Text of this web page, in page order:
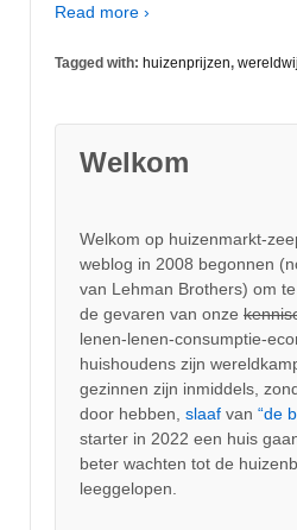
Read more ›
Tagged with: huizenprijzen,
Welkom
Welkom op huizenmarkt-
weblog in 2008 begonnen
van Lehman Brothers) om
de gevaren van onze
lenen-lenen-consumptie-
huishoudens zijn
gezinnen zijn inmiddels,
door hebben, slaaf van “de
starter in 2022 een huis
beter wachten tot de
leeggelopen.